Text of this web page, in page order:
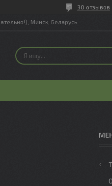
30 отзывов
Минск, Беларусь